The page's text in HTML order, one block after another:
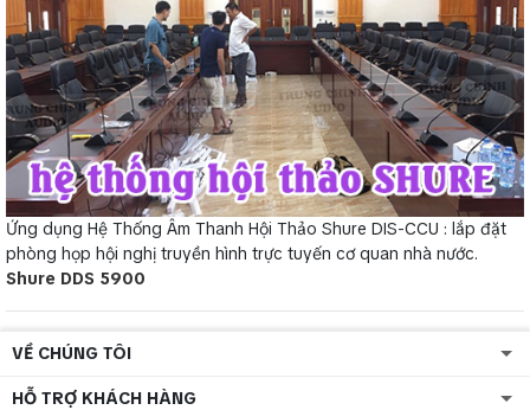
Ứng dụng Hệ Thống Âm Thanh Hội Thảo Shure DIS-CCU : lắp đặt
phòng họp hội nghị truyền hình trực tuyến cơ quan nhà nước.
Shure DDS 5900
VỀ CHÚNG TÔI
HỖ TRỢ KHÁCH HÀNG